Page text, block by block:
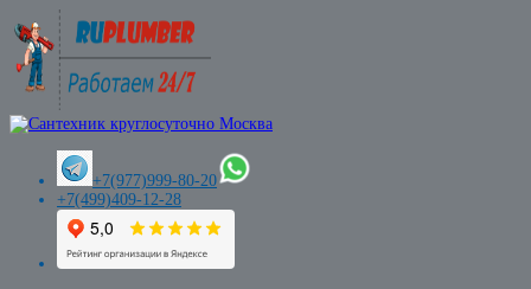
+7(977)999-80-20
+7(499)409-12-28